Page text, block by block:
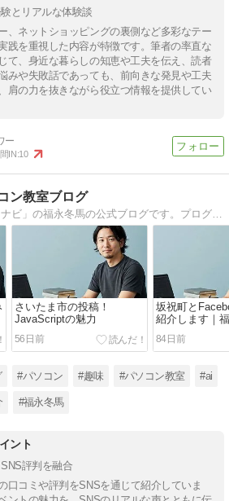
とリアルな体験談
、ネットショッピングの裏側など多彩なテー
践を重視した内容が特徴です。筆者の率直な
て、身近な暮らしの知恵や工夫を伝え、読者
みや失敗話であっても、前向きな発見や工夫
肩の力を抜きながら役立つ情報を提供してい
IN:10
ン教室ブログ
パソコン教室「パソナビ」の福永冬馬の公式ブログです。プログラミングやAIや初心者向けのパソコンの基本などを解説します。話題性が高い気になるパソコン用語もピックアップします。
さいたま市の投稿！
JavaScriptの魅力
56日前
坂祝町と
紹介します｜
84日前
#パソコン #趣味 #パソコン教室 #ai
#福永冬馬
ント
評判を融合
口コミや評判をSNSを通じて紹介していま